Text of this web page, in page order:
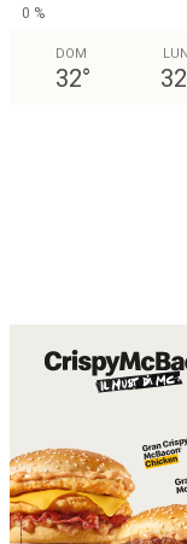
0 %
DOM
32°
LUN
32